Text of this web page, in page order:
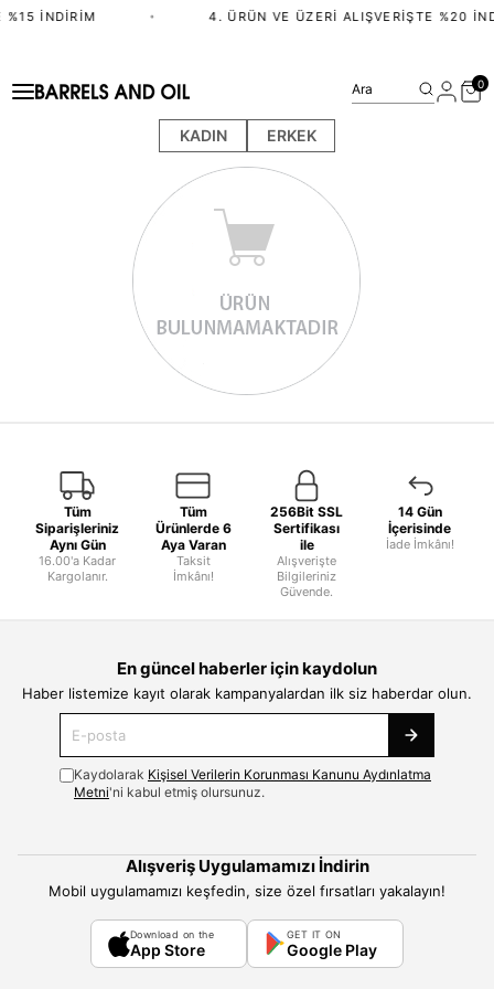
%15 İNDIRIM • 4. ÜRÜN VE ÜZERI ALIŞVERIŞTE %20
KADIN ERKEK
Ara 0
Tüm
Siparişleriniz
Aynı Gün
16.00'a Kadar
Kargolanır.
Tüm
Ürünlerde 6
Aya Varan
Taksit
İmkânı!
256Bit SSL
Sertifikası
ile
Alışverişte
Bilgileriniz
Güvende.
14 Gün
İçerisinde
İade İmkânı!
En güncel haberler için kaydolun
Haber listemize kayıt olarak kampanyalardan ilk siz haberdar olun.
Kaydolarak Kişisel Verilerin Korunması Kanunu Aydınlatma
Metni'ni kabul etmiş olursunuz.
Alışveriş Uygulamamızı İndirin
Mobil uygulamamızı keşfedin, size özel fırsatları yakalayın!
Download on the
App Store
GET IT ON
Google Play